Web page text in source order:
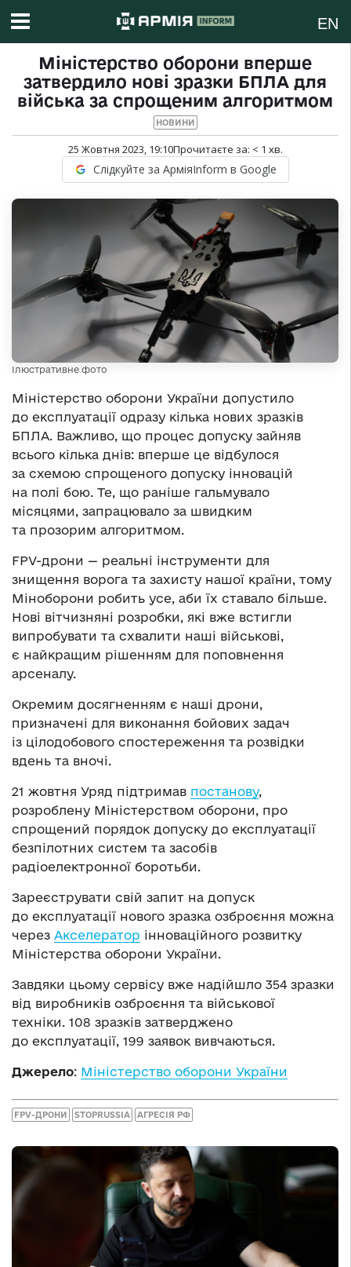
EN
Міністерство оборони вперше
затвердило нові зразки БПЛА для
війська за спрощеним алгоритмом
НОВИНИ
25 Жовтня 2023, 19:10Прочитаєте за: < 1 хв.
Слідкуйте за АрміяInform в Google
Ілюстративне фото
Міністерство оборони України допустило
до експлуатації одразу кілька нових зразків
БПЛА. Важливо, що процес допуску зайняв
всього кілька днів: вперше це відбулося
за схемою спрощеного допуску інновацій
на полі бою. Те, що раніше гальмувало
місяцями, запрацювало за швидким
та прозорим алгоритмом.
FPV-дрони — реальні інструменти для
знищення ворога та захисту нашої країни, тому
Міноборони робить усе, аби їх ставало більше.
Нові вітчизняні розробки, які вже встигли
випробувати та схвалити наші військові,
є найкращим рішенням для поповнення
арсеналу.
Окремим досягненням є наші дрони,
призначені для виконання бойових задач
із цілодобового спостереження та розвідки
вдень та вночі.
21 жовтня Уряд підтримав постанову,
розроблену Міністерством оборони, про
спрощений порядок допуску до експлуатації
безпілотних систем та засобів
радіоелектронної боротьби.
Зареєструвати свій запит на допуск
до експлуатації нового зразка озброєння можна
через Акселератор інноваційного розвитку
Міністерства оборони України.
Завдяки цьому сервісу вже надійшло 354 зразки
від виробників озброєння та військової
техніки. 108 зразків затверджено
до експлуатації, 199 заявок вивчаються.
Джерело: Міністерство оборони України
FPV-ДРОНИ STOPRUSSIA АГРЕСІЯ РФ